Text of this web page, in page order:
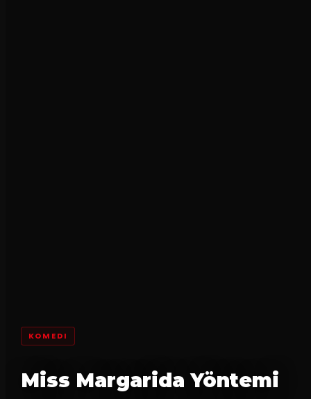
KOMEDI
Miss Margarida Yöntemi